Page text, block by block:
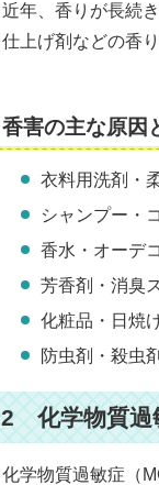
近年、香りが長続
仕上げ剤などの香
香害の主な原因
衣料用洗剤・
シャンプー・
香水・オーデ
芳香剤・消臭
化粧品・日焼
防虫剤・殺虫
2 化学物質過
化学物質過敏症（